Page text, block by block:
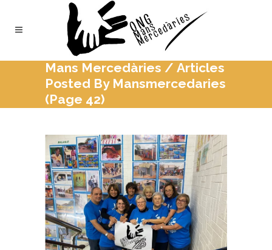
Mans Mercedàries / Articles
Posted By Mansmercedaries
(Page 42)